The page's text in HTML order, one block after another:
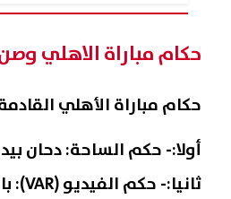
حكام مباراة الاهلي
حكام مباراة الأهلي
أولا:- حكم الساحة: دحان
ثانيا:- حكم الفيديو (VAR): باملاك تسيما – إثيوبيا